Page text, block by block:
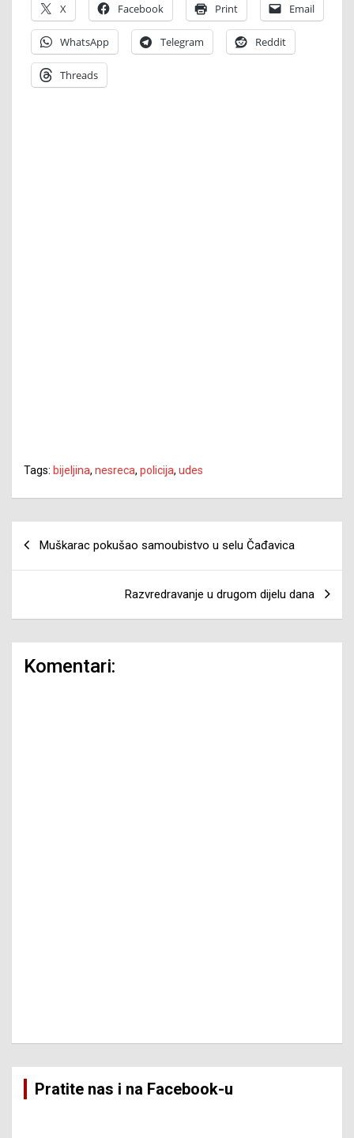
X Facebook Print Email
WhatsApp Telegram Reddit
Threads
Tags: bijeljina, nesreca, policija, udes
Muškarac pokušao samoubistvo u selu Čađavica
Razvredravanje u drugom dijelu dana
Komentari:
Pratite nas i na Facebook-u